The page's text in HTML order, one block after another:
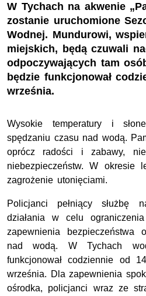
W Tychach na akwenie
zostanie uruchomione
Wodnej. Mundurowi,
miejskich, będą czuwali
odpoczywających tam
będzie funkcjonował
września.
Wysokie temperatury i
spędzaniu czasu nad wodą.
oprócz radości i zabawy,
niebezpieczeństw. W okresie
zagrożenie utonięciami.
Policjanci pełniący służbę
działania w celu
zapewnienia bezpieczeństwa
nad wodą. W Tychach
funkcjonował codziennie od
września. Dla zapewnienia
ośrodka, policjanci wraz ze